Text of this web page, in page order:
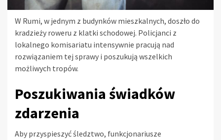
W Rumi, w jednym z budynków mieszkalnych, doszło do
kradzieży roweru z klatki schodowej. Policjanci z
lokalnego komisariatu intensywnie pracują nad
rozwiązaniem tej sprawy i poszukują wszelkich
możliwych tropów.
Poszukiwania świadków
zdarzenia
Aby przyspieszyć śledztwo, funkcjonariusze